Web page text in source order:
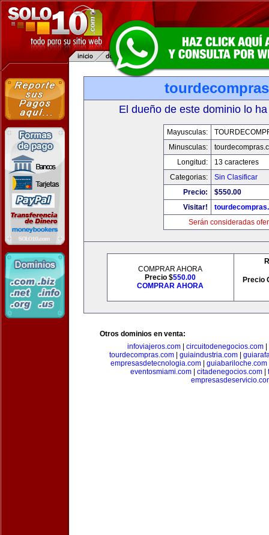
El dueño de este dominio lo
Mayusculas:
Minusculas:
Longitud:
13 caracteres
Categorias:
Sin Clasificar
Precio:
$550.00
Visitar!
Serán consideradas
COMPRAR AHORA
Precio $550.00
COMPRAR AHORA
Precio
Otros dominios en venta:
infoviajeros.com| circuitodenegocios.com|
tourdecompras.com| guiaindustria.com|
empresasdetecnologia.com| guiabariloche.com
eventosmiami.com
citadenegocios.com